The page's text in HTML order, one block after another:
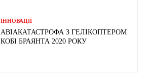
ІННОВАЦІЇ
АВІАКАТАСТРОФА З ГЕЛІКОПТЕРОМ
КОБІ БРАЯНТА 2020 РОКУ